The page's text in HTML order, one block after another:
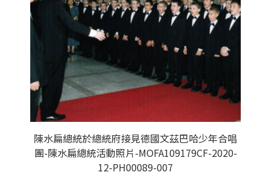
陳水扁總統於總統府接見德國文茲巴哈少年合唱
團-陳水扁總統活動照片-MOFA109179CF-2020-
12-PH00089-007